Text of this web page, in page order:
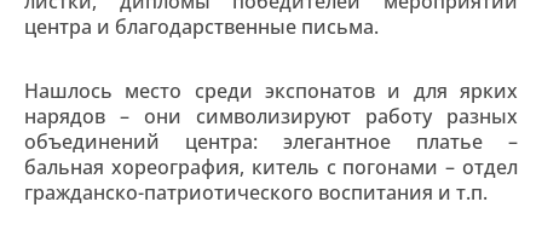
центра и благодарственные письма.
Нашлось место среди экспонатов и для ярких
нарядов – они символизируют работу разных
объединений центра: элегантное платье –
бальная хореография, китель с погонами – отдел
гражданско-патриотического воспитания и т.п.